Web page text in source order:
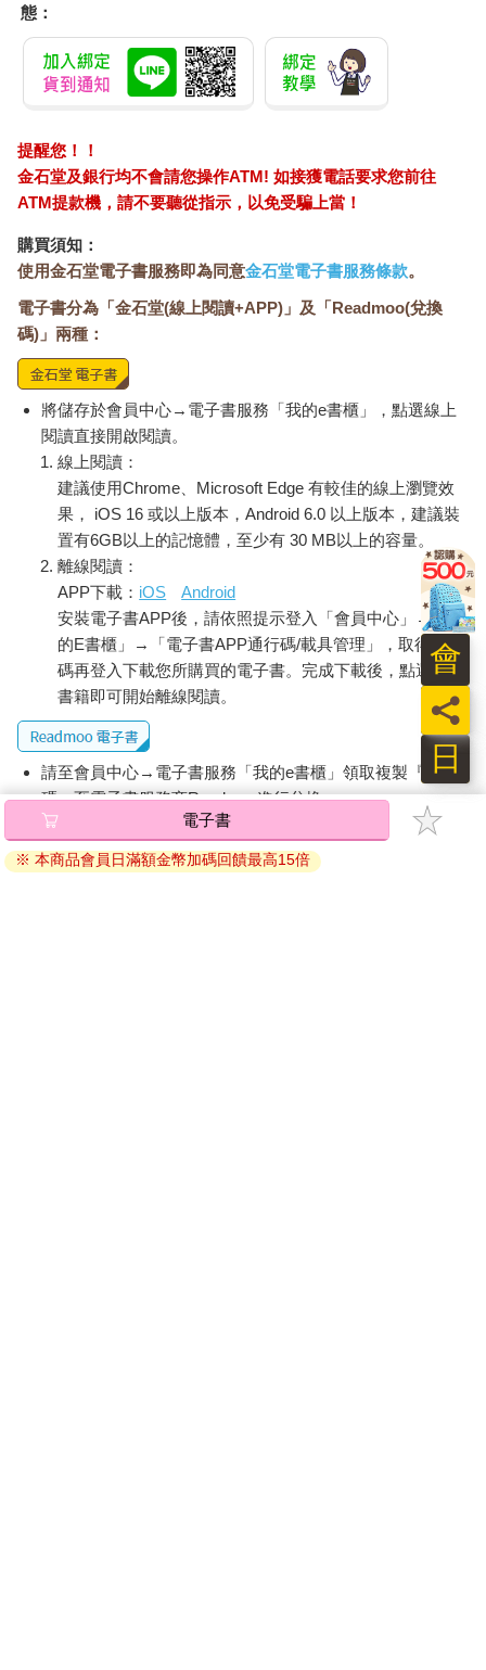
態：
提醒您！！
金石堂及銀行均不會請您操作ATM! 如接獲電話要求您前往
ATM提款機，請不要聽從指示，以免受騙上當！
購買須知：
使用金石堂電子書服務即為同意金石堂電子書服務條款。
電子書分為「金石堂(線上閱讀+APP)」及「Readmoo(兌換
碼)」兩種：
將儲存於會員中心→電子書服務「我的e書櫃」，點選線上
閱讀直接開啟閱讀。
線上閱讀：
建議使用Chrome、Microsoft Edge 有較佳的線上瀏覽效
果， iOS 16 或以上版本，Android 6.0 以上版本，建議裝
置有6GB以上的記憶體，至少有 30 MB以上的容量。
離線閱讀：
APP下載： iOS
Android
安裝電子書APP後，請依照提示登入「會員中心」→「我
的E書櫃」→「電子書APP通行碼/載具管理」，取得通行
碼再登入下載您所購買的電子書。完成下載後，點選任一
書籍即可開始離線閱讀。
請至會員中心→電子書服務「我的e書櫃」領取複製『兌換
碼』至電子書服務商Readmoo進行兌換。
退換貨須知：
因版權保護，您在金石堂所購買的電子書僅能以金石堂專屬
電子書
※ 本商品會員日滿額金幣加碼回饋最高15倍
日
員
會